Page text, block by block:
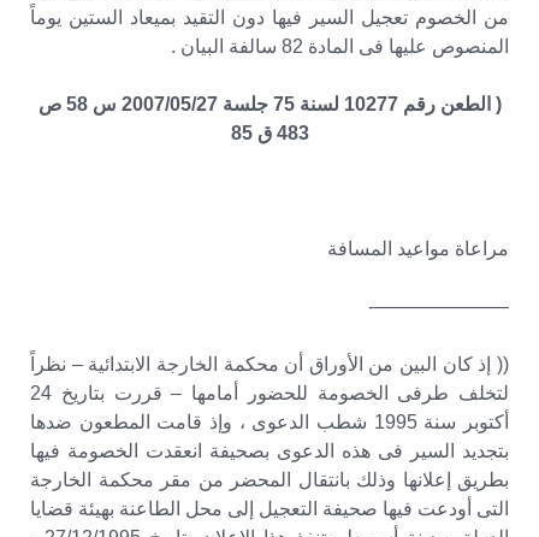
من الخصوم تعجيل السير فيها دون التقيد بميعاد الستين يوماً
المنصوص عليها فى المادة 82 سالفة البيان .
( الطعن رقم 10277 لسنة 75 جلسة 2007/05/27 س 58 ص
483 ق 85
مراعاة مواعيد المسافة
———————-
(( إذ كان البين من الأوراق أن محكمة الخارجة الابتدائية – نظراً
لتخلف طرفى الخصومة للحضور أمامها – قررت بتاريخ 24
أكتوبر سنة 1995 شطب الدعوى ، وإذ قامت المطعون ضدها
بتجديد السير فى هذه الدعوى بصحيفة انعقدت الخصومة فيها
بطريق إعلانها وذلك بانتقال المحضر من مقر محكمة الخارجة
التى أودعت فيها صحيفة التعجيل إلى محل الطاعنة بهيئة قضايا